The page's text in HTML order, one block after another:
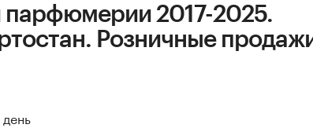
парфюмерии 2017-2025.
Розничные